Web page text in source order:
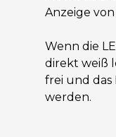
Anzeige
Wenn die
direkt weiß
frei und das
werden.